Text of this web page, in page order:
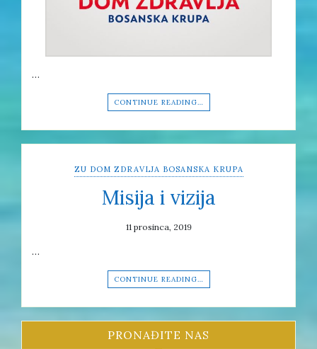
…
CONTINUE READING…
ZU DOM ZDRAVLJA BOSANSKA KRUPA
Misija i vizija
11 prosinca, 2019
…
CONTINUE READING…
PRONAĐITE NAS